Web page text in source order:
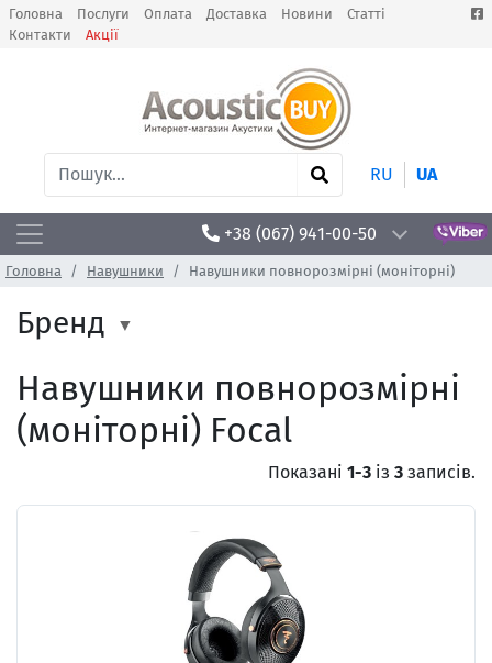
Головна Послуги Оплата Доставка Новини
Статті
Контакти
Акції
RU UA
+38 (067) 941-00-50
Головна Навушники Навушники повнорозмірні (моніторні)
Бренд
Навушники повнорозмірні
(моніторні) Focal
Показані 1-3 із 3 записів.